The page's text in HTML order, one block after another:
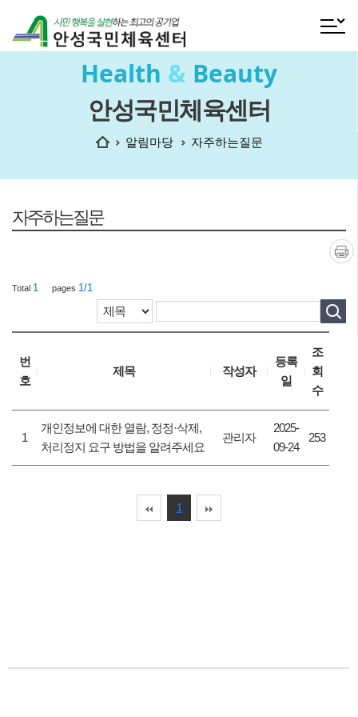
전체메
Health & Beauty
안성국민체육센터
홈 알림마당 자주하는질문
자주하는질문
인쇄
Total 1 pages 1/1
번
호
제목 작성자
등록
일
조
회
수
1
개인정보에 대한 열람, 정정·삭제,
처리정지 요구 방법을 알려주세요
관리자
2025-
09-24
253
1